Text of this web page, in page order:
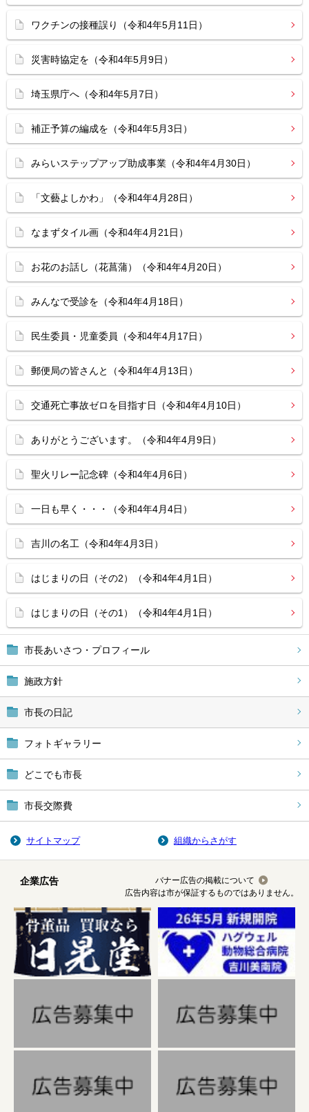
市長あいさつ・プロフィール
施政方針
市長の日記
フォトギャラリー
どこでも市長
市長交際費
ワクチンの接種誤り（令和4年5月11日）
災害時協定を（令和4年5月9日）
埼玉県庁へ（令和4年5月7日）
補正予算の編成を（令和4年5月3日）
みらいステップアップ助成事業（令和4年4月30日）
「文藝よしかわ」（令和4年4月28日）
なまずタイル画（令和4年4月21日）
お花のお話し（花菖蒲）（令和4年4月20日）
みんなで受診を（令和4年4月18日）
民生委員・児童委員（令和4年4月17日）
郵便局の皆さんと（令和4年4月13日）
交通死亡事故ゼロを目指す日（令和4年4月10日）
ありがとうございます。（令和4年4月9日）
聖火リレー記念碑（令和4年4月6日）
一日も早く・・・（令和4年4月4日）
吉川の名工（令和4年4月3日）
はじまりの日（その2）（令和4年4月1日）
はじまりの日（その1）（令和4年4月1日）
サイトマップ 組織からさがす
企業広告
バナー広告の掲載について
広告内容は市が保証するものではありません。